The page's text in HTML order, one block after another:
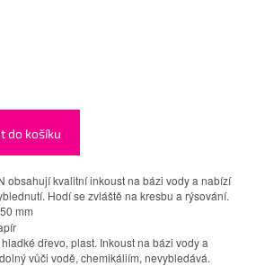
do košíku
obsahují kvalitní inkoust na bázi vody a nabízí
Hodí se zvláště na kresbu a rýsování.
mm
dřevo, plast. Inkoust na bázi vody a
vůči vodě, chemikáliím, nevybledává.